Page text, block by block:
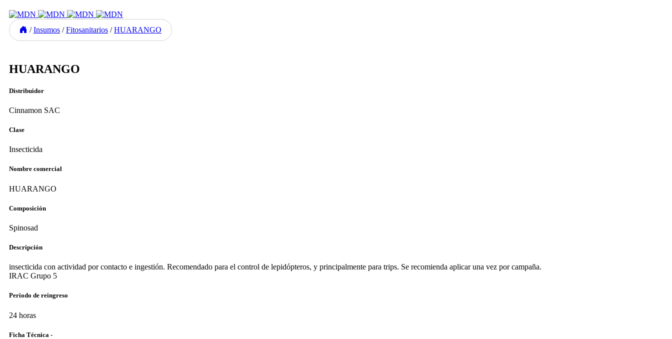
/ Insumos / Fitosanitarios / HUARANGO
HUARANGO
Distribuidor
Cinnamon SAC
Clase
Insecticida
Nombre comercial
HUARANGO
Composición
Spinosad
Descripción
insecticida con actividad por contacto e ingestión. Recomendado para el control de lepidópteros, y principalmente para trips. Se recomienda aplicar una vez por campaña.
IRAC Grupo 5
Periodo de reingreso
24 horas
Ficha Técnica -